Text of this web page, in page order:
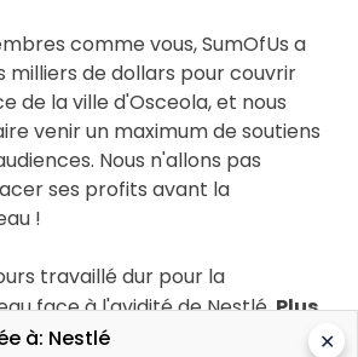
comme vous, SumOfUs a
milliers de dollars pour couvrir
de la ville d'Osceola, et nous
venir un maximum de soutiens
Nous n'allons pas
ses profits avant la
!
travaillé dur pour la
face à l'avidité de Nestlé.Plus
vous ont demandé à l’état
✕
à: Nestlé